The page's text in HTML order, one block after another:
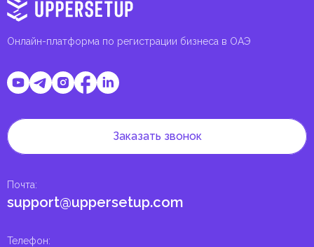
Онлайн-платформа по регистрации бизнеса в ОАЭ
Телефон:
Почта:
support@uppersetup.com
Заказать звонок